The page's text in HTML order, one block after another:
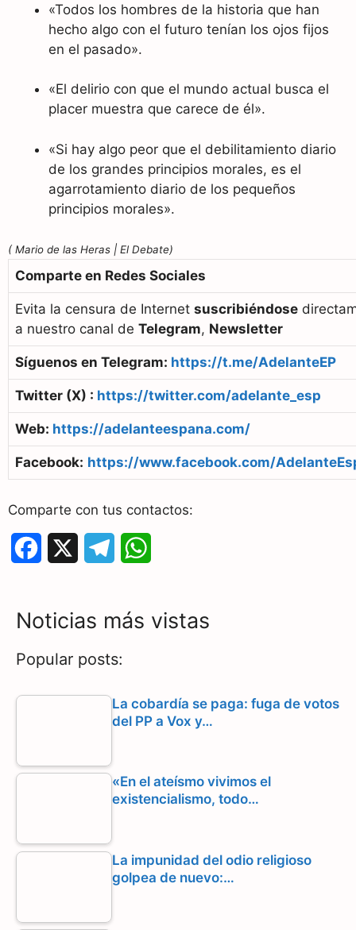
«Todos los hombres de la historia que han
hecho algo con el futuro tenían los ojos fijos
en el pasado».
«El delirio con que el mundo actual busca el
placer muestra que carece de él».
«Si hay algo peor que el debilitamiento diario
de los grandes principios morales, es el
agarrotamiento diario de los pequeños
principios morales».
( Mario de las Heras | El Debate)
Comparte en Redes Sociales
Evita la censura de Internet suscribiéndose
a nuestro canal de Telegram, Newsletter
Síguenos en Telegram: https://t.me/AdelanteEP
Twitter (X) : https://twitter.com/adelante_esp
Web: https://adelanteespana.com/
Facebook: https://www.facebook.com/
Comparte con tus contactos:
b
o
g
r
a
A
p
Noticias más vistas
Popular posts:
La cobardía se paga: fuga de votos
del PP a Vox y…
«En el ateísmo vivimos el
existencialismo, todo…
La impunidad del odio religioso
golpea de nuevo:…